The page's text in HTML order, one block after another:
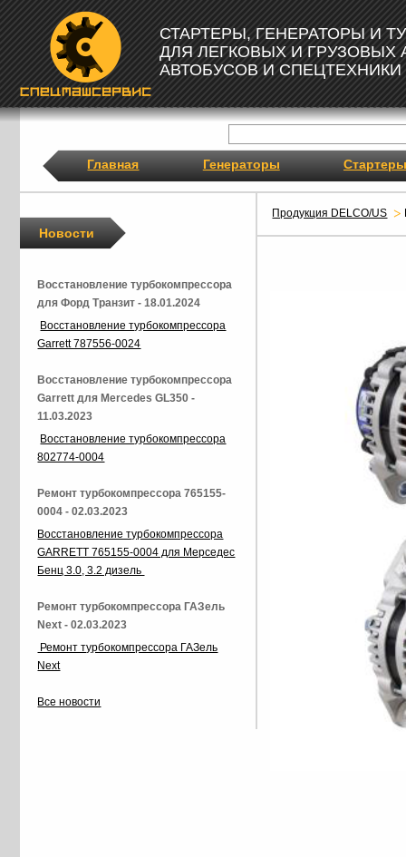
СТАРТЕРЫ, ГЕНЕРАТОРЫ И
ДЛЯ ЛЕГКОВЫХ И ГРУЗОВЫХ
АВТОБУСОВ И СПЕЦТЕХНИКИ
Главная Генераторы Стартеры
Продукция DELCO/US
Новости
Восстановление турбокомпрессора
для Форд Транзит - 18.01.2024
Восстановление турбокомпрессора
Garrett 787556-0024
Восстановление турбокомпрессора
Garrett для Mercedes GL350 -
11.03.2023
Восстановление турбокомпрессора
802774-0004
Ремонт турбокомпрессора 765155-
0004 - 02.03.2023
Восстановление турбокомпрессора
GARRETT 765155-0004 для Мерседес
Бенц 3.0, 3.2 дизель
Ремонт турбокомпрессора ГАЗель
Next - 02.03.2023
Ремонт турбокомпрессора ГАЗель
Next
Все новости